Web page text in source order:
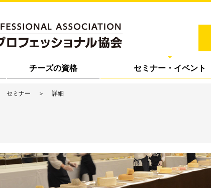
チーズの資格 セミナー・イベント
セミナー 詳細